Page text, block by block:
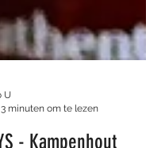
3 minuten om te lezen